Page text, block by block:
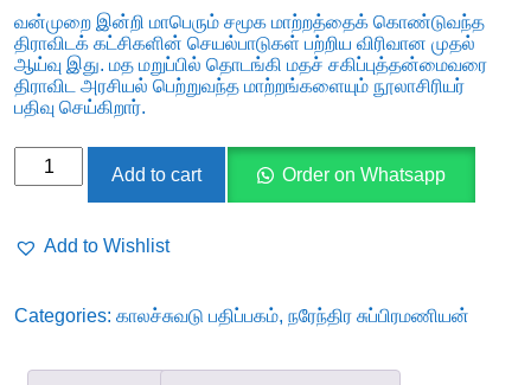
வன்முறை இன்றி மாபெரும் சமூக மாற்றத்தைக் கொண்டுவந்த
திராவிடக் கட்சிகளின் செயல்பாடுகள் பற்றிய விரிவான முதல்
ஆய்வு இது. மத மறுப்பில் தொடங்கி மதச் சகிப்புத்தன்மைவரை
திராவிட அரசியல் பெற்றுவந்த மாற்றங்களையும் நூலாசிரியர்
பதிவு செய்கிறார்.
திராவிட
வெகுமக்களிய
quantity
Add to cart Order on Whatsapp
Add to Wishlist
Categories: காலச்சுவடு பதிப்பகம், நரேந்திர சுப்பிரமணியன்